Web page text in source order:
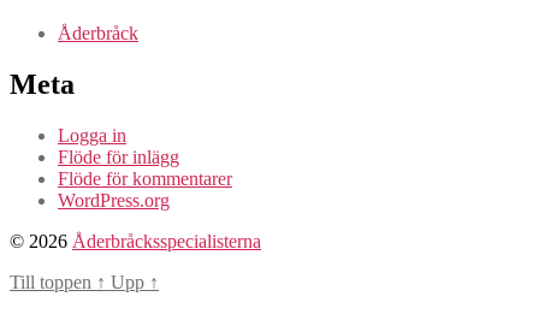
Åderbråck
Meta
Logga in
Flöde för inlägg
Flöde för kommentarer
WordPress.org
© 2026 Åderbråcksspecialisterna
Till toppen ↑ Upp ↑